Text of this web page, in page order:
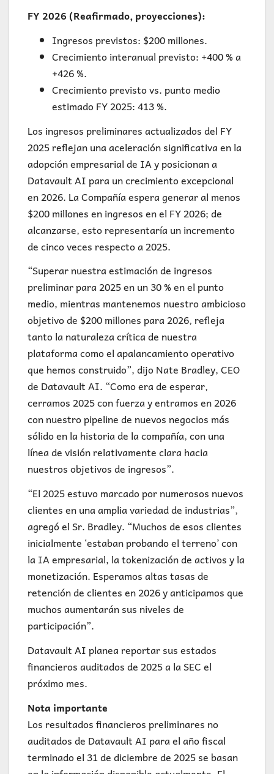
FY 2026 (Reafirmado, proyecciones):
Ingresos previstos: $200 millones.
Crecimiento interanual previsto: +400 % a
+426 %.
Crecimiento previsto vs. punto medio
estimado FY 2025: 413 %.
Los ingresos preliminares actualizados del FY
2025 reflejan una aceleración significativa en la
adopción empresarial de IA y posicionan a
Datavault AI para un crecimiento excepcional
en 2026. La Compañía espera generar al menos
$200 millones en ingresos en el FY 2026; de
alcanzarse, esto representaría un incremento
de cinco veces respecto a 2025.
“Superar nuestra estimación de ingresos
preliminar para 2025 en un 30 % en el punto
medio, mientras mantenemos nuestro ambicioso
objetivo de $200 millones para 2026, refleja
tanto la naturaleza crítica de nuestra
plataforma como el apalancamiento operativo
que hemos construido”, dijo Nate Bradley, CEO
de Datavault AI. “Como era de esperar,
cerramos 2025 con fuerza y entramos en 2026
con nuestro pipeline de nuevos negocios más
sólido en la historia de la compañía, con una
línea de visión relativamente clara hacia
nuestros objetivos de ingresos”.
“El 2025 estuvo marcado por numerosos nuevos
clientes en una amplia variedad de industrias”,
agregó el Sr. Bradley. “Muchos de esos clientes
inicialmente ‘estaban probando el terreno’ con
la IA empresarial, la tokenización de activos y la
monetización. Esperamos altas tasas de
retención de clientes en 2026 y anticipamos que
muchos aumentarán sus niveles de
participación”.
Datavault AI planea reportar sus estados
financieros auditados de 2025 a la SEC el
próximo mes.
Nota importante
Los resultados financieros preliminares no
auditados de Datavault AI para el año fiscal
terminado el 31 de diciembre de 2025 se basan